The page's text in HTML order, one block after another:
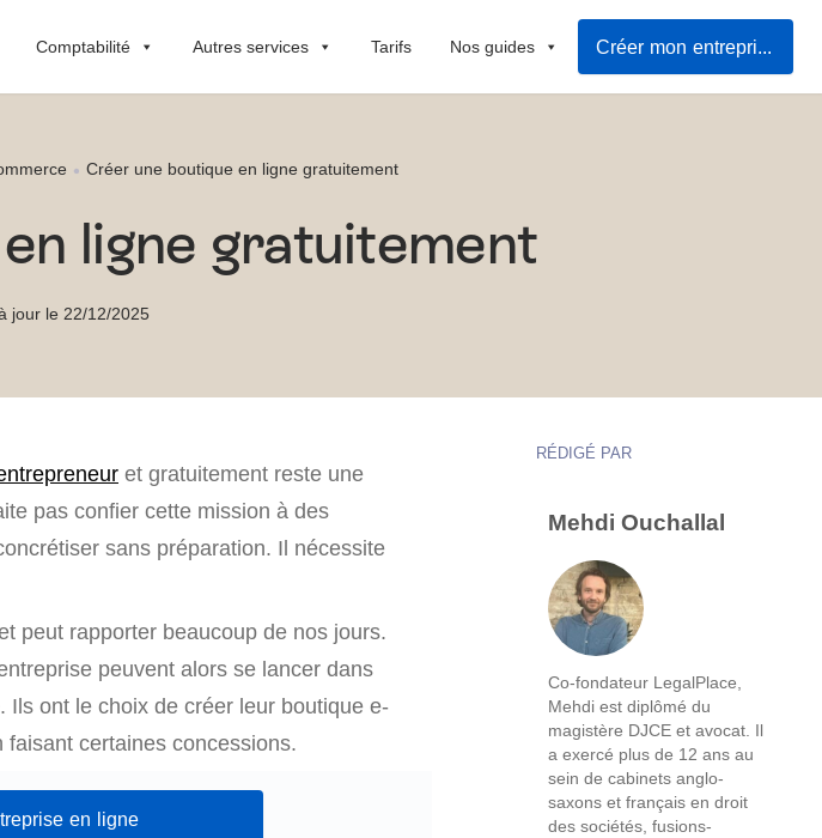
Comptabilité Autres services Tarifs Nos guides Créer mon entreprise rapidement
Créer une boutique en ligne gratuitement
ligne gratuitement
jour le 22/12/2025
et gratuitement reste une
pas confier cette mission à des
sans préparation. Il nécessite
peut rapporter beaucoup de nos jours.
peuvent alors se lancer dans
Ils ont le choix de créer leur boutique e-
certaines concessions.
en ligne
RÉDIGÉ PAR
Mehdi Ouchallal
Co-fondateur LegalPlace,
Mehdi est diplômé du
magistère DJCE et avocat. Il
a exercé plus de 12 ans au
sein de cabinets anglo-
saxons et français en droit
des sociétés, fusions-